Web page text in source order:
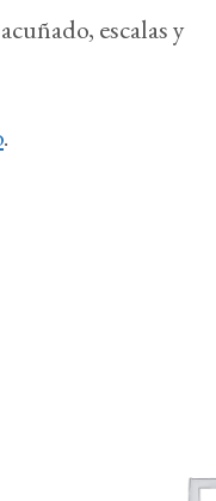
acuñado, escalas y
.